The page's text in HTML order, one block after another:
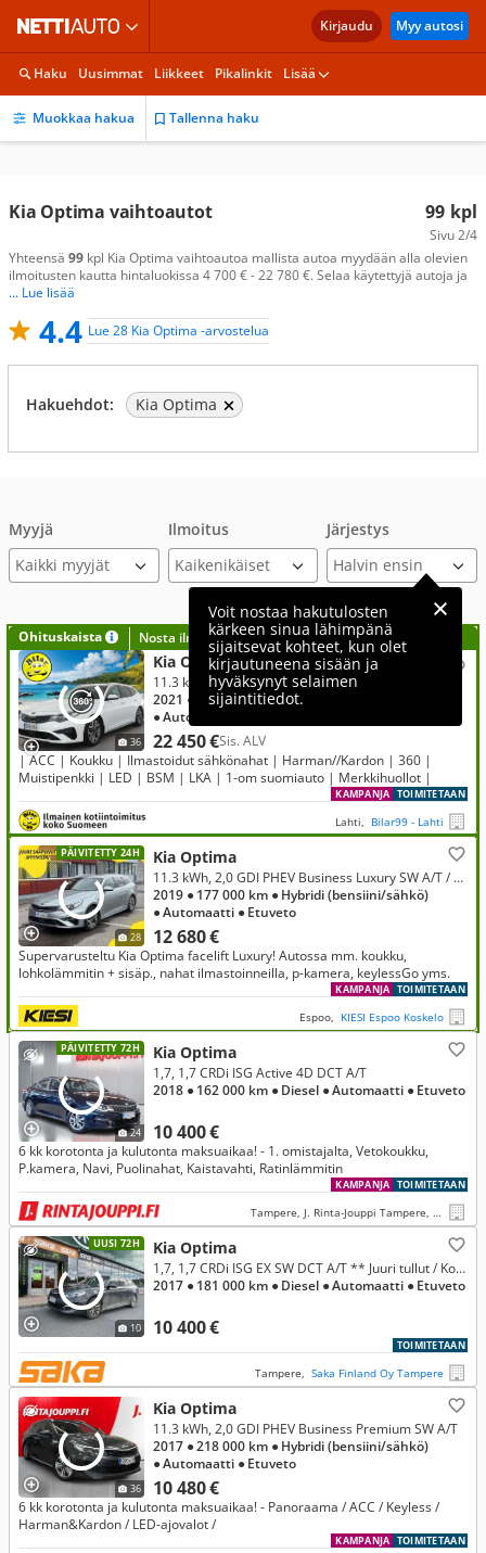
Kirjaudu Myy autosi
Haku Uusimmat Liikkeet Pikalinkit Lisää
Muokkaa hakua Tallenna haku
99 kpl
Sivu2/4
Kia Optima vaihtoautot
Yhteensä 99 kpl Kia Optima vaihtoautoa mallista autoa myydään alla olevien
ilmoitusten kautta hintaluokissa 4 700 € - 22 780 €. Selaa käytettyjä autoja ja
... Lue lisää
4.4 Lue 28 Kia Optima -arvostelua
Hakuehdot: Kia Optima
Myyjä
Kaikki myyjät
Ilmoitus Järjestys
Voit nostaa hakutulosten
kärkeen sinua lähimpänä
sijaitsevat kohteet, kun olet
kirjautuneena sisään ja
hyväksynyt selaimen
sijaintitiedot.
Ohituskaista Nosta ilmoituksesi tähän?
36
Kia Optima
22 450 €Sis. ALV
11.3 kWh, 2,0 GDI PHEV Business Luxury SW A/T
2021 ● 58 000 km● Hybridi (bensiini/sähkö)
● Automaatti
| ACC | Koukku | Ilmastoidut sähkönahat | Harman//Kardon | 360 |
Muistipenkki | LED | BSM | LKA | 1-om suomiauto | Merkkihuollot |
TOIMITETAAN
KAMPANJA
Lahti, Bilar99 - Lahti
PÄIVITETTY 24H
28
Kia Optima
12 680 €
11.3 kWh, 2,0 GDI PHEV Business Luxury SW A/T / Vetokoukku / Lohkolämmitin / ACC / H&K / Muistipenkki / Ilmast. Nahat / Keyless
2019 ● 177 000 km ● Hybridi (bensiini/sähkö)
● Automaatti ● Etuveto
Supervarusteltu Kia Optima facelift Luxury! Autossa mm. koukku,
lohkolämmitin + sisäp., nahat ilmastoinneilla, p-kamera, keylessGo yms.
TOIMITETAAN
KAMPANJA
Espoo, KIESI Espoo Koskelo
PÄIVITETTY 72H
24
Kia Optima
10 400 €
1,7, 1,7 CRDi ISG Active 4D DCT A/T
2018 ● 162 000 km ● Diesel ● Automaatti ● Etuveto
6 kk korotonta ja kulutonta maksuaikaa! - 1. omistajalta, Vetokoukku,
P.kamera, Navi, Puolinahat, Kaistavahti, Ratinlämmitin
TOIMITETAAN
KAMPANJA
Tampere, J. Rinta-Jouppi Tampere, Lielahti
UUSI 72H
10
Kia Optima
10 400 €
1,7, 1,7 CRDi ISG EX SW DCT A/T ** Juuri tullut / Koukku / P-kamera / Vakkari **
2017 ● 181 000 km ● Diesel ● Automaatti ● Etuveto
TOIMITETAAN
Tampere, Saka Finland Oy Tampere
36
Kia Optima
10 480 €
11.3 kWh, 2,0 GDI PHEV Business Premium SW A/T
2017 ● 218 000 km ● Hybridi (bensiini/sähkö)
● Automaatti ● Etuveto
6 kk korotonta ja kulutonta maksuaikaa! - Panoraama / ACC / Keyless /
Harman&Kardon / LED-ajovalot /
TOIMITETAAN
KAMPANJA